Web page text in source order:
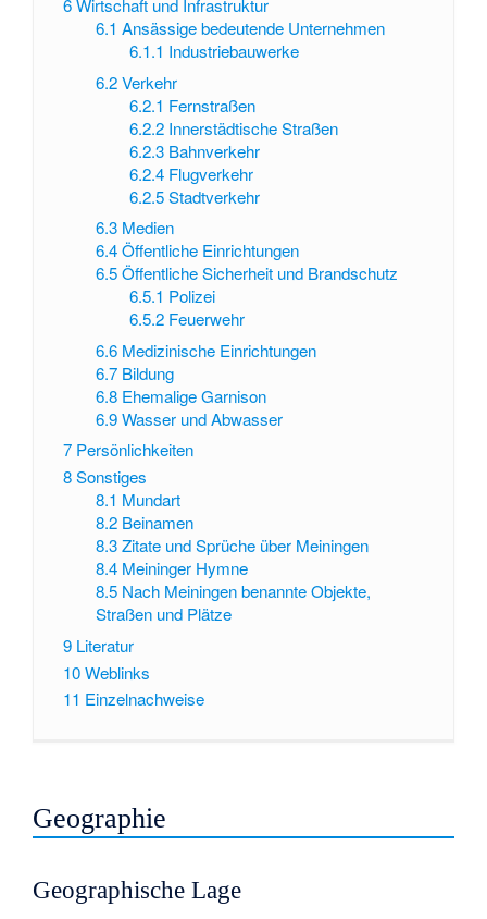
6Wirtschaft und Infrastruktur
6.1 Ansässige bedeutende Unternehmen
6.1.1 Industriebauwerke
6.2 Verkehr
6.2.1 Fernstraßen
6.2.2 Innerstädtische Straßen
6.2.3 Bahnverkehr
6.2.4 Flugverkehr
6.2.5 Stadtverkehr
6.3 Medien
6.4 Öffentliche Einrichtungen
6.5 Öffentliche Sicherheit und Brandschutz
6.5.1 Polizei
6.5.2 Feuerwehr
6.6 Medizinische Einrichtungen
6.7 Bildung
6.8 Ehemalige Garnison
6.9 Wasser und Abwasser
7 Persönlichkeiten
8Sonstiges
8.1 Mundart
8.2 Beinamen
8.3 Zitate und Sprüche über Meiningen
8.4 Meininger Hymne
8.5 Nach Meiningen benannte Objekte,
Straßen und Plätze
9 Literatur
10Weblinks
11 Einzelnachweise
Geographie
Geographische Lage